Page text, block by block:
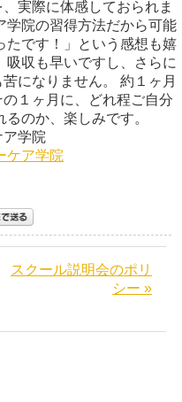
実際に体感しておられま
学院の習得方法だから可能
たです！」という感想も嬉
吸収も早いですし、さらに
になりません。 約１ヶ月
１ヶ月に、どれ程ご自分
のか、楽しみです。
院
ケア学院
スクール説明会のポリ
シー »